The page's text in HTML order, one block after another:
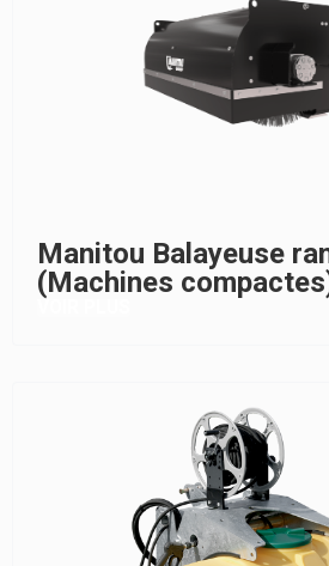
Manitou Balayeuse
(Machines